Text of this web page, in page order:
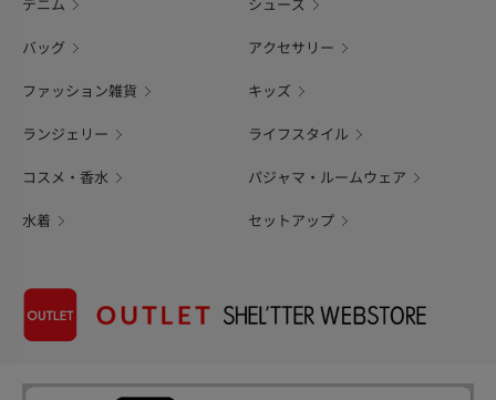
デニム シューズ
バッグ アクセサリー
ファッション雑貨 キッズ
ランジェリー ライフスタイル
コスメ・香水 パジャマ・ルームウェア
水着 セットアップ